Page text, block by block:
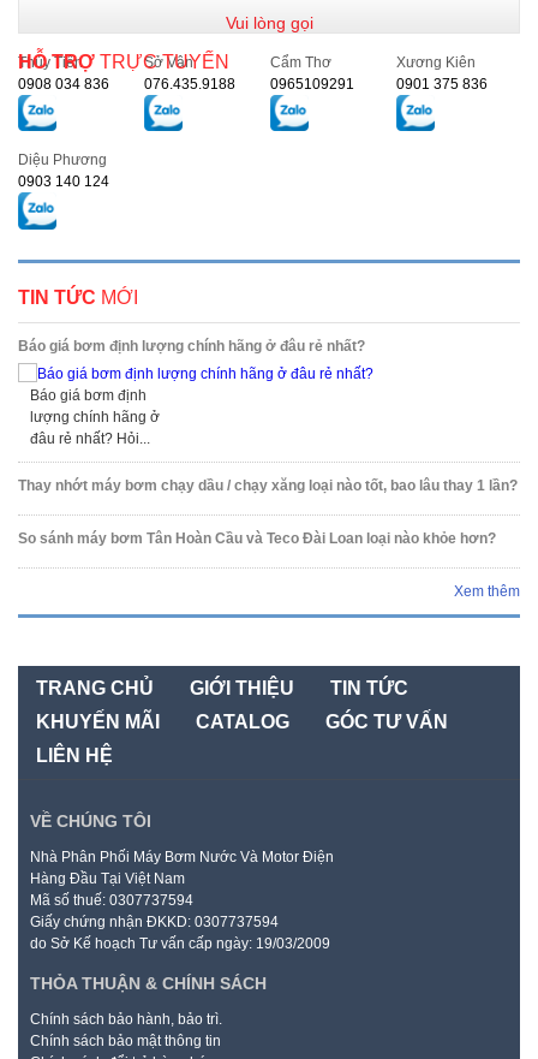
Vui lòng gọi
HỖ TRỢ TRỰC TUYẾN
Thủy Tiên
0908 034 836
Sở Vân
076.435.9188
Cẩm Thơ
0965109291
Xương Kiên
0901 375 836
Diệu Phương
0903 140 124
TIN TỨC MỚI
Báo giá bơm định lượng chính hãng ở đâu rẻ nhất?
Báo giá bơm định
lượng chính hãng ở
đâu rẻ nhất? Hỏi...
Thay nhớt máy bơm chạy dầu / chạy xăng loại nào tốt, bao lâu thay 1 lần?
So sánh máy bơm Tân Hoàn Cầu và Teco Đài Loan loại nào khỏe hơn?
Xem thêm
TRANG CHỦ GIỚI THIỆU
TIN TỨC
KHUYẾN MÃI
CATALOG
GÓC TƯ VẤN
LIÊN HỆ
VỀ CHÚNG TÔI
Nhà Phân Phối Máy Bơm Nước Và Motor Điện
Hàng Đầu Tại Việt Nam
Mã số thuế: 0307737594
Giấy chứng nhận ĐKKD: 0307737594
do Sở Kế hoạch Tư vấn cấp ngày: 19/03/2009
THỎA THUẬN & CHÍNH SÁCH
Chính sách bảo hành, bảo trì.
Chính sách bảo mật thông tin